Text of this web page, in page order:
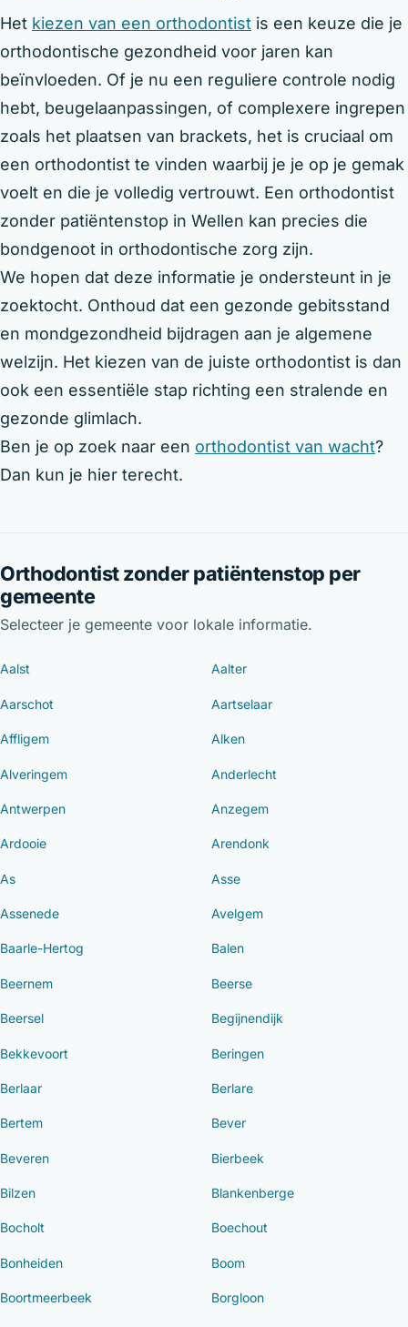
Het kiezen van een orthodontist is een keuze die je
orthodontische gezondheid voor jaren kan
beïnvloeden. Of je nu een reguliere controle nodig
hebt, beugelaanpassingen, of complexere ingrepen
zoals het plaatsen van brackets, het is cruciaal om
een orthodontist te vinden waarbij je je op je gemak
voelt en die je volledig vertrouwt. Een orthodontist
zonder patiëntenstop in Wellen kan precies die
bondgenoot in orthodontische zorg zijn.
We hopen dat deze informatie je ondersteunt in je
zoektocht. Onthoud dat een gezonde gebitsstand
en mondgezondheid bijdragen aan je algemene
welzijn. Het kiezen van de juiste orthodontist is dan
ook een essentiële stap richting een stralende en
gezonde glimlach.
Ben je op zoek naar een orthodontist van wacht?
Dan kun je hier terecht.
Orthodontist zonder patiëntenstop per
gemeente
Selecteer je gemeente voor lokale informatie.
Aalst Aalter
Aarschot Aartselaar
Affligem Alken
Alveringem Anderlecht
Antwerpen Anzegem
Ardooie Arendonk
As Asse
Assenede Avelgem
Baarle-Hertog Balen
Beernem Beerse
Beersel Begijnendijk
Bekkevoort Beringen
Berlaar Berlare
Bertem Bever
Beveren Bierbeek
Bilzen Blankenberge
Bocholt Boechout
Bonheiden Boom
Boortmeerbeek Borgloon